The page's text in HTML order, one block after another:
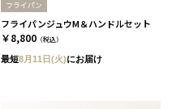
フライパン
フライパンジュウM＆ハンドルセット
￥8,800 （税込）
最短8月11日(火)にお届け